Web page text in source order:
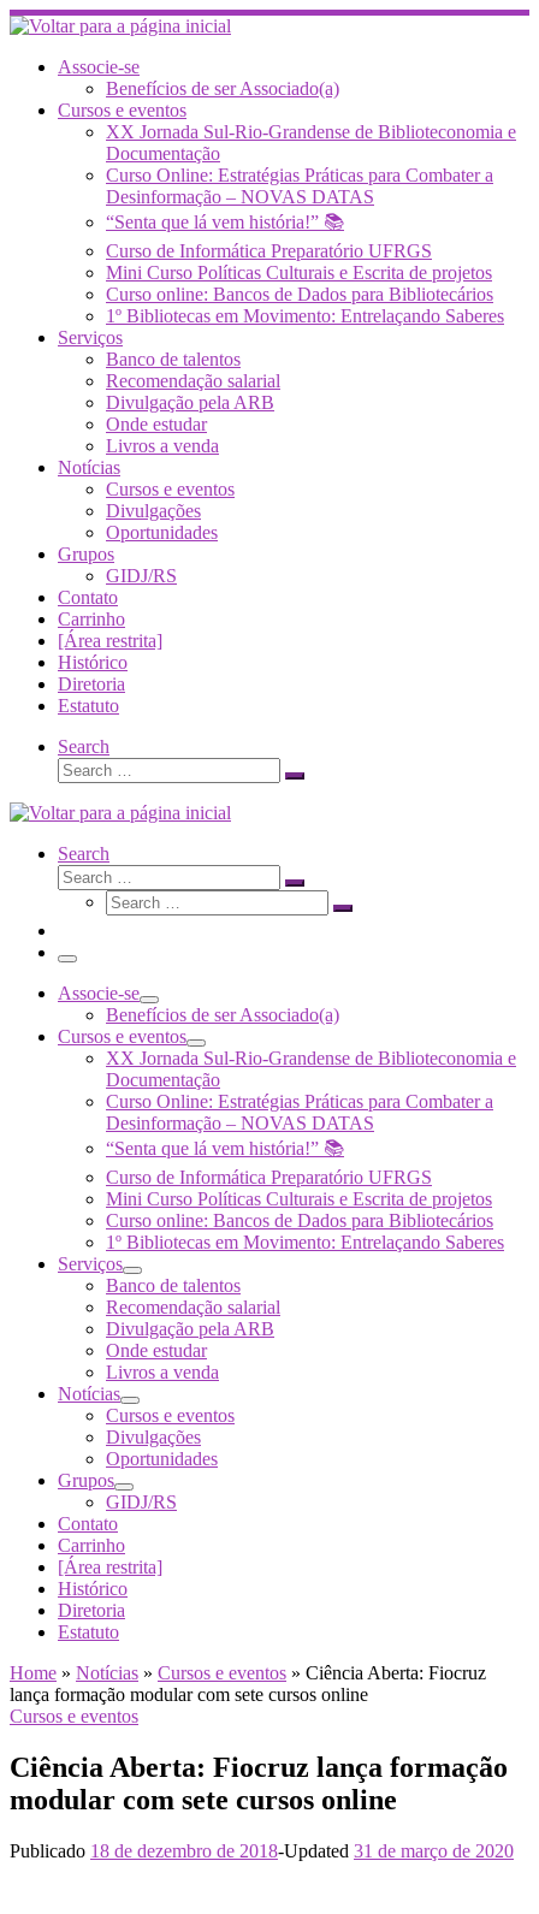
Skip
to
contentAssocie-se
Benefícios de ser Associado(a)
Cursos e eventos
XX Jornada Sul-Rio-Grandense de Biblioteconomia e
Documentação
Curso Online: Estratégias Práticas para Combater a
Desinformação – NOVAS DATAS
“Senta que lá vem história!” 📚
Curso de Informática Preparatório UFRGS
Mini Curso Políticas Culturais e Escrita de projetos
Curso online: Bancos de Dados para Bibliotecários
1º Bibliotecas em Movimento: Entrelaçando Saberes
Serviços
Banco de talentos
Recomendação salarial
Divulgação pela ARB
Onde estudar
Livros a venda
Notícias
Cursos e eventos
Divulgações
Oportunidades
Grupos
GIDJ/RS
Contato
Carrinho
[Área restrita]
Histórico
Diretoria
Estatuto
Search
Search
Search
Search
Search
Search
Search
Search
Menu
Associe-se
Benefícios de ser Associado(a)
Cursos e eventos
XX Jornada Sul-Rio-Grandense de Biblioteconomia e
Documentação
Curso Online: Estratégias Práticas para Combater a
Desinformação – NOVAS DATAS
“Senta que lá vem história!” 📚
Curso de Informática Preparatório UFRGS
Mini Curso Políticas Culturais e Escrita de projetos
Curso online: Bancos de Dados para Bibliotecários
1º Bibliotecas em Movimento: Entrelaçando Saberes
Serviços
Banco de talentos
Recomendação salarial
Divulgação pela ARB
Onde estudar
Livros a venda
Notícias
Cursos e eventos
Divulgações
Oportunidades
Grupos
GIDJ/RS
Contato
Carrinho
[Área restrita]
Histórico
Diretoria
Estatuto
Home » Notícias » Cursos e eventos » Ciência Aberta: Fiocruz
lança formação modular com sete cursos online
Cursos e eventos
Ciência Aberta: Fiocruz lança formação
modular com sete cursos online
Publicado 18 de dezembro de 2018-Updated 31 de março de 2020